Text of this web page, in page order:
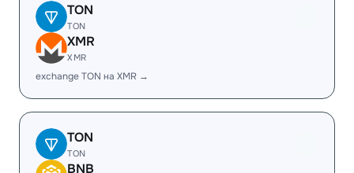
TON
TON
XMR
XMR
exchange TON на XMR →
TON
TON
BNB